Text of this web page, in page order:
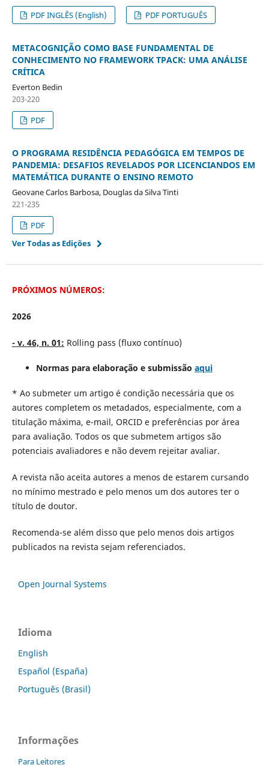
PDF INGLÊS (English)
PDF PORTUGUÊS
METACOGNIÇÃO COMO BASE FUNDAMENTAL DE
CONHECIMENTO NO FRAMEWORK TPACK: UMA ANÁLISE
CRÍTICA
Everton Bedin
203-220
PDF
O PROGRAMA RESIDÊNCIA PEDAGÓGICA EM TEMPOS DE
PANDEMIA: DESAFIOS REVELADOS POR LICENCIANDOS EM
MATEMÁTICA DURANTE O ENSINO REMOTO
Geovane Carlos Barbosa, Douglas da Silva Tinti
221-235
PDF
Ver Todas as Edições
PRÓXIMOS NÚMEROS:
2026
- v. 46, n. 01: Rolling pass (fluxo contínuo)
Normas para elaboração e submissão aqui
* Ao submeter um artigo é condição necessária que os
autores completem os metadados, especialmente, com a
titulação máxima, e-mail, ORCID e preferências por área
para avaliação. Todos os que submetem artigos são
potenciais avaliadores e não devem rejeitar avaliar.
A revista não aceita autores a menos de estarem cursando
no mínimo mestrado e pelo menos um dos autores ter o
título de doutor.
Recomenda-se além disso que pelo menos dois artigos
publicados na revista sejam referenciados.
Open Journal Systems
Idioma
English
Español (España)
Português (Brasil)
Informações
Para Leitores